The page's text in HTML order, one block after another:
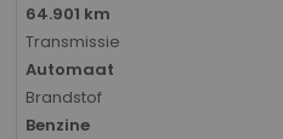
64.901 km
Transmissie
Automaat
Brandstof
Benzine